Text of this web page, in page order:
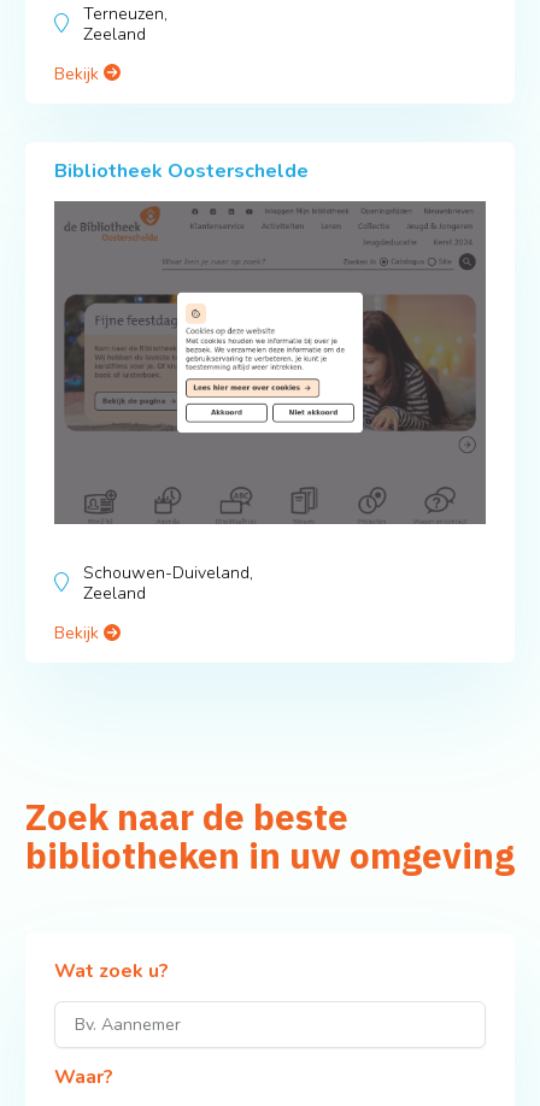
Terneuzen,
Zeeland
Bekijk
Bibliotheek Oosterschelde
Schouwen-Duiveland,
Zeeland
Bekijk
Zoek naar de beste
bibliotheken in uw omgeving
Wat zoek u?
Waar?